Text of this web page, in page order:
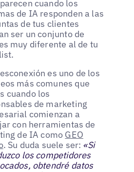
cuando los
de IA responden a las
de tus clientes
ser un conjunto de
muy diferente al de tu
es uno de los
más comunes que
cuando los
de marketing
comienzan a
con herramientas de
de IA como GEO
. Su duda suele ser: «Si
los competidores
obtendré datos